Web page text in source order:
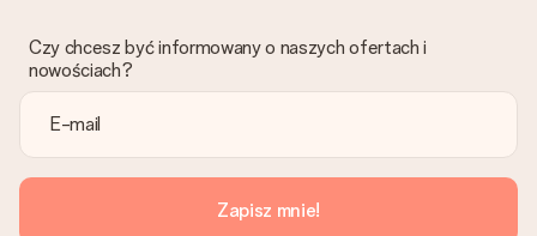
Czy faktura jest wysyłana razem z zamówieniem?
Żaden rachunek lub faktura nie jest wysyłany z zamówieniem.
Możesz ją również znaleźć na koncie MySurprise. Dzięki temu
możesz wysłać prezent bezpośrednio do odbiorcy, co będzie
prawdziwą niespodzianką!
Czy chcesz być informowany o naszych ofertach i
nowościach?
Zapisz mnie!